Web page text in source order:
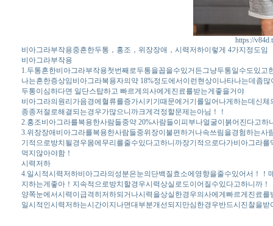
https://
비아그라부작용중흔한두통，홍조，위장장애，시력저하이렇게 4가지정도임
비아그라부작용
1.두통흔한비아그라부작용첫번째로두통을꼽을수있거든그냥두통일수도있
나는흔한증상임비아그라복용자의약 18%정도에서이런현상이나타나는데좀
두통이심하다면 일단스탑하고 빠르게의사에게진료를받는게좋을거야
비아그라의원리가음경에혈류를증가시키기때문에거기를일어나게하는데신
종종저절로해결되는경우가많으니까크게걱정할문제는아님！！
2.홍조비아그라를복용한사람들중약 20%사람들이피부나얼굴이붉어진다고
3.위장장애비아그라를복용한사람들중위장이불편하거나속쓰림을경험하는
기적으로방치될경우몸에무리를줄수있다고하니까장기적으로다가비아그라
먹지않아야함！
시력저하
4.일시적시력저하비아그라의성분은눈의단백질효소에영향을줄수있어서！
지하는게좋아！지속적으로방치할경우시력상실로도이어질수있다고하니까
양쪽눈에서시력이급격히저하되거나시력을상실한경우의사에게빠르게진료를
일시적인시력저하는시간이지나면대부분개선되지만심한경우반드시진찰을받